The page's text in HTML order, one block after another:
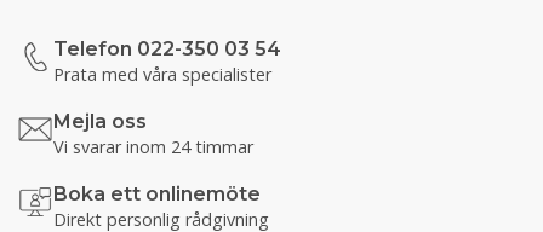
Telefon 022-350 03 54
Prata med våra specialister
Mejla oss
Vi svarar inom 24 timmar
Boka ett onlinemöte
Direkt personlig rådgivning